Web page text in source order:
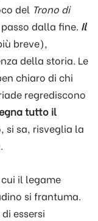
del Trono di
dalla fine. Il
breve),
della storia. Le
chiaro di chi
regrediscono
tutto il
si sa, risveglia la
il legame
si frantuma.
essersi